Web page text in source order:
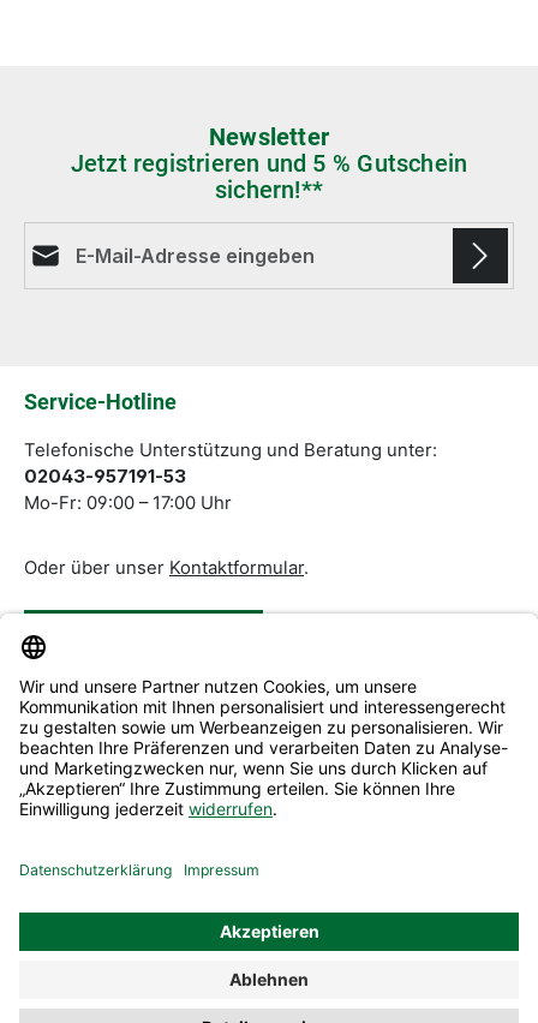
Newsletter
Jetzt registrieren und 5 % Gutschein
sichern!**
Service-Hotline
Telefonische Unterstützung und Beratung unter:
02043-957191-53
Mo-Fr: 09:00 – 17:00 Uhr
Oder über unser Kontaktformular.
Service & Beratung
Informationen
Alle Preise inkl. gesetzl. Mehrwertsteuer zzgl.Versandkosten
und ggf. Nachnahmegebühren, wenn nicht anders
angegeben.